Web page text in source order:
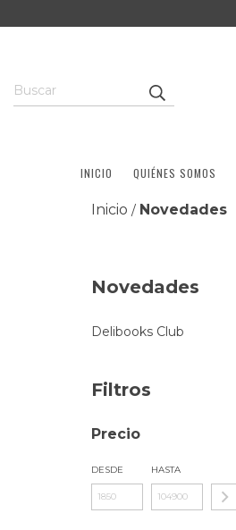
INICIO QUIÉNES SOMOS
Inicio / Novedades
Novedades
Delibooks Club
Filtros
Precio
DESDE HASTA